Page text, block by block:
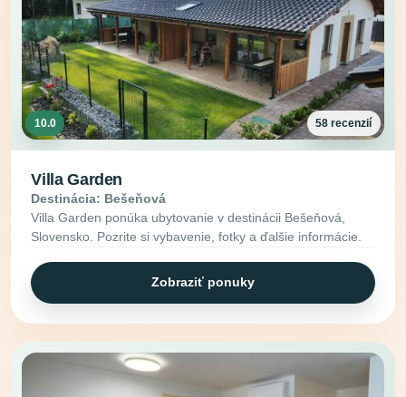
10.0 58 recenzií
Villa Garden
Destinácia: Bešeňová
Villa Garden ponúka ubytovanie v destinácii Bešeňová,
Slovensko. Pozrite si vybavenie, fotky a ďalšie informácie.
Zobraziť ponuky